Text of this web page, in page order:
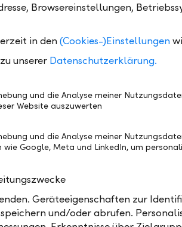
zu investieren. Der
global. Mit diesem Fonds
Produkt zur Verfügung, was
des renommierten Magazins AI
& Multi Manager Management in der LLB
Browsereinstellungen,
in den(Cookies-)Einstellungen
unserer Datenschutzerklärung.
und die Analyse meiner
Website auszuwerten
und die Analyse meiner
Google, Meta und LinkedIn, um
Geräteeigenschaften zur
und/oder abrufen.